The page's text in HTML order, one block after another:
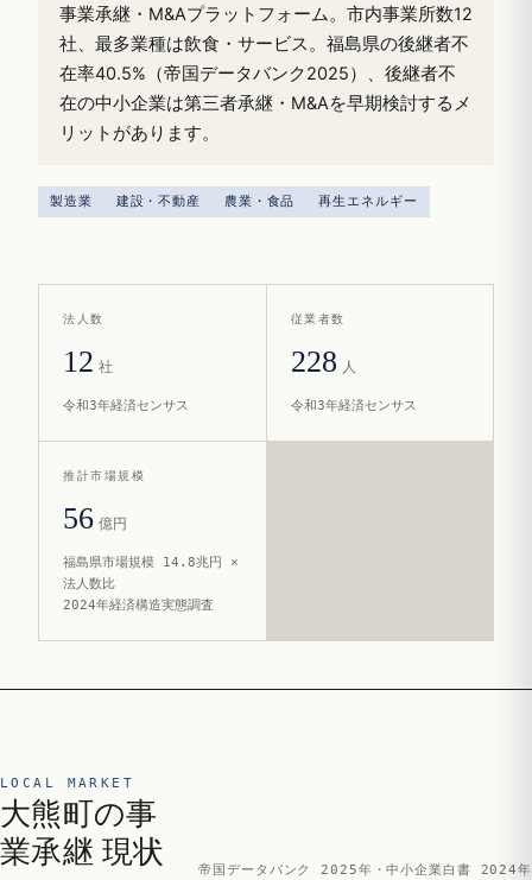
事業承継・M&Aプラットフォーム。市内事業所数12
社、最多業種は飲食・サービス。福島県の後継者不
在率40.5%（帝国データバンク2025）、後継者不
在の中小企業は第三者承継・M&Aを早期検討するメ
リットがあります。
製造業 建設・不動産 農業・食品 再生エネルギー
法人数
12 社
令和3年経済センサス
従業者数
228 人
令和3年経済センサス
推計市場規模
56 億円
福島県市場規模 14.8兆円 ×
法人数比
2024年経済構造実態調査
LOCAL MARKET
大熊町の事
業承継 現状
帝国データバンク 2025年・中小企業白書 2024年